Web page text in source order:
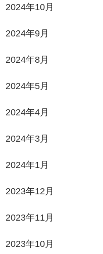
2024年10月
2024年9月
2024年8月
2024年5月
2024年4月
2024年3月
2024年1月
2023年12月
2023年11月
2023年10月